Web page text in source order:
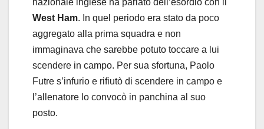
nazionale inglese ha parlato dell’esordio con il
West Ham. In quel periodo era stato da poco
aggregato alla prima squadra e non
immaginava che sarebbe potuto toccare a lui
scendere in campo. Per sua sfortuna, Paolo
Futre s’infurio e rifiutò di scendere in campo e
l’allenatore lo convocò in panchina al suo
posto.